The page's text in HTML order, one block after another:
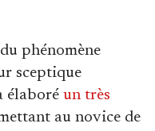
phénomène
sceptique
élaboré un très
au novice de